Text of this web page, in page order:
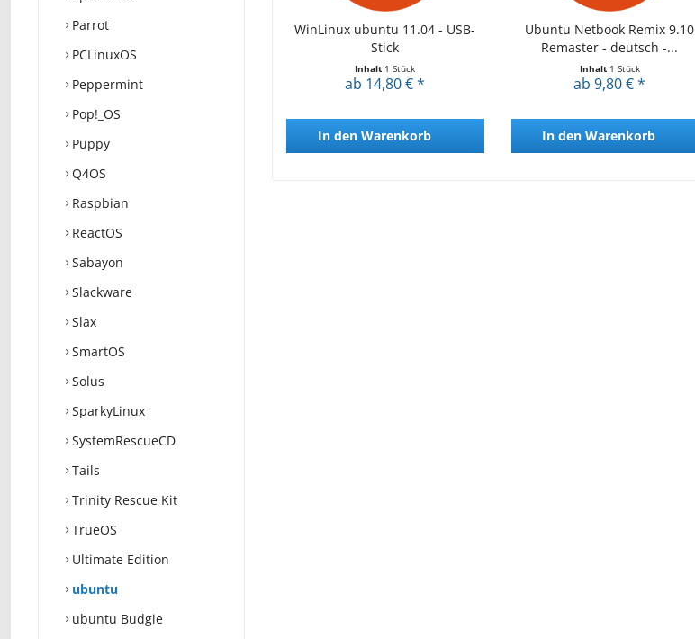
Parrot
PCLinuxOS
Peppermint
Pop!_OS
Puppy
Q4OS
Raspbian
ReactOS
Sabayon
Slackware
Slax
SmartOS
Solus
SparkyLinux
SystemRescueCD
Tails
Trinity Rescue Kit
TrueOS
Ultimate Edition
ubuntu
ubuntu Budgie
WinLinux ubuntu 11.04 - USB-
Stick
Inhalt 1 Stück
ab 14,80 € *
In den Warenkorb
Ubuntu Netbook Remix 9.10
Remaster - deutsch -...
Inhalt 1 Stück
ab 9,80 € *
In den Warenkorb